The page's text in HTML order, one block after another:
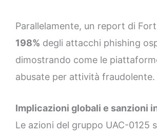
Parallelamente, un report di
198% degli attacchi phishing
dimostrando come le
abusate per attività fraudolente.
Implicazioni globali e sanzioni
Le azioni del gruppo UAC-0125